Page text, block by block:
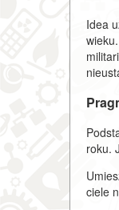
Idea
roku.
ciele